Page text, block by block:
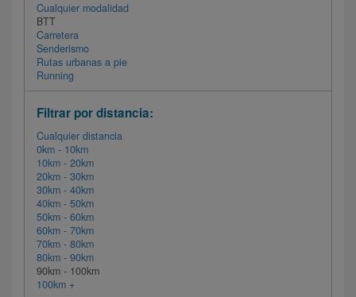
Cualquier modalidad
BTT
Carretera
Senderismo
Rutas urbanas a pie
Running
Filtrar por distancia:
Cualquier distancia
0km - 10km
10km - 20km
20km - 30km
30km - 40km
40km - 50km
50km - 60km
60km - 70km
70km - 80km
80km - 90km
90km - 100km
100km +